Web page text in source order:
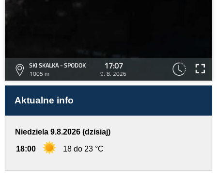
SKI SKALKA - SPODOK
1005 m
17:07
9. 8. 2026
Aktualne info
Niedziela 9.8.2026 (dzisiaj)
18:00 18 do 23 °C